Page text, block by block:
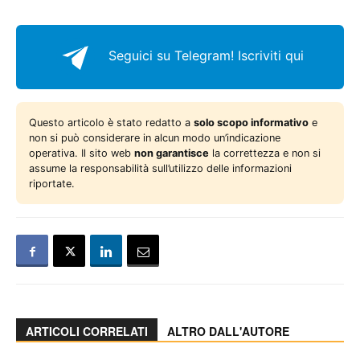
Seguici su Telegram! Iscriviti qui
Questo articolo è stato redatto a solo scopo informativo e
non si può considerare in alcun modo un’indicazione
operativa. Il sito web non garantisce la correttezza e non si
assume la responsabilità sull’utilizzo delle informazioni
riportate.
ARTICOLI CORRELATI ALTRO DALL'AUTORE